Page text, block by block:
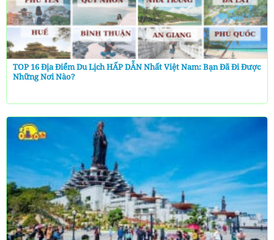
TOP 16 Địa Điểm Du Lịch HẤP DẪN Nhất Việt Nam: Bạn Đã Đi Được
Những Nơi Nào?